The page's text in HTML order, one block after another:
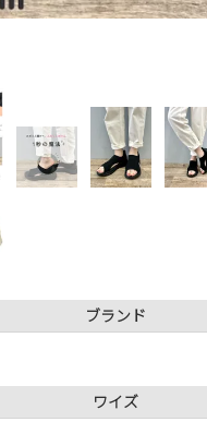
ブランド
ワイズ